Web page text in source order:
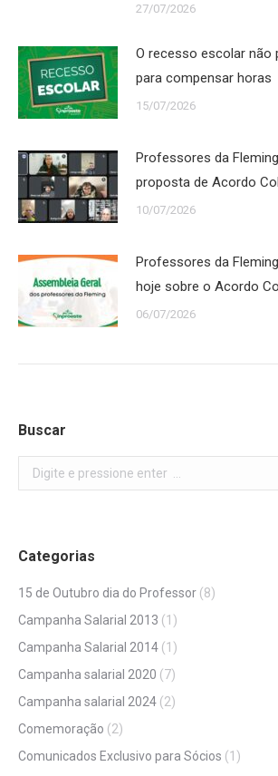
27/07/2026
O recesso escolar não
para compensar horas
15/07/2026
Professores da
proposta de Acordo
10/07/2026
Professores da
hoje sobre o Acordo
06/07/2026
Buscar
Search:
Categorias
15 de Outubro dia do Professor (8)
Campanha Salarial 2013 (1)
Campanha Salarial 2014 (1)
Campanha salarial 2020 (7)
Campanha salarial 2024 (2)
Comemoração (2)
Comunicados Exclusivo para Sócios (1)